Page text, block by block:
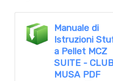
Manuale di
Istruzioni
a Pellet MCZ
SUITE -
MUSA PDF